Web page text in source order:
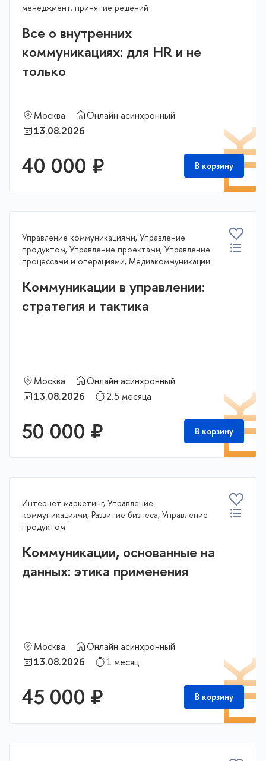
менеджмент, принятие решений
Все о внутренних
коммуникациях: для HR и не
только
Москва
Онлайн асинхронный
13.08.2026
40 000 ₽ В корзину
Управление коммуникациями, Управление
продуктом, Управление проектами, Управление
процессами и операциями, Медиакоммуникации
Коммуникации в управлении:
стратегия и тактика
Москва
Онлайн асинхронный
13.08.2026
2.5 месяца
50 000 ₽ В корзину
Интернет-маркетинг, Управление
коммуникациями, Развитие бизнеса, Управление
продуктом
Коммуникации, основанные на
данных: этика применения
Москва
Онлайн асинхронный
13.08.2026
1 месяц
45 000 ₽ В корзину